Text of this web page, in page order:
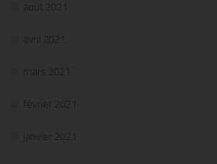
août 2021
avril 2021
mars 2021
février 2021
janvier 2021